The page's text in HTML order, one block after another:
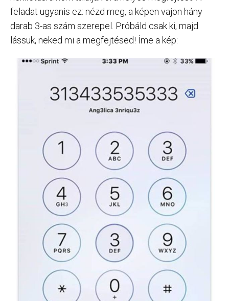
feladat ugyanis ez: nézd meg, a képen vajon hány
darab 3-as szám szerepel. Próbáld csak ki, majd
lássuk, neked mi a megfejtésed! Íme a kép: